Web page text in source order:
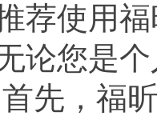
荐使用
论您是
先，福